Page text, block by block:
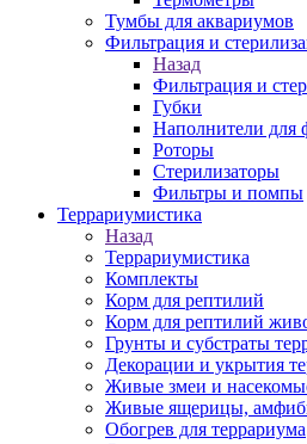
Тумбы для аквариумов
Фильтрация и
Назад
Фильтрация и
Губки
Наполнители для
Роторы
Стерилизаторы
Фильтры и помпы
Террариумистика
Назад
Террариумистика
Комплекты
Корм для рептилий
Корм для рептилий
Грунты и субстраты
Декорации и укрытия
Живые змеи и
Живые ящерицы,
Обогрев для террариума